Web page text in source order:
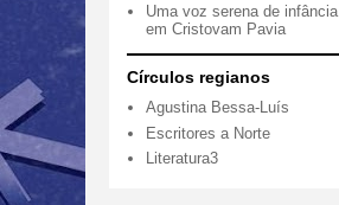
Uma voz serena de infância
em Cristovam Pavia
Círculos regianos
Agustina Bessa-Luís
Escritores a Norte
Literatura3